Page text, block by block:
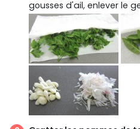
gousses d'ail, enlever le